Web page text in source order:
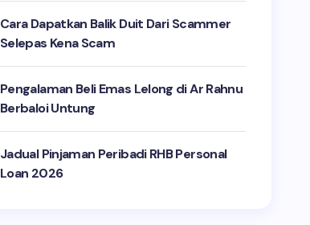
Cara Dapatkan Balik Duit Dari Scammer
Selepas Kena Scam
Pengalaman Beli Emas Lelong di Ar Rahnu
Berbaloi Untung
Jadual Pinjaman Peribadi RHB Personal
Loan 2026